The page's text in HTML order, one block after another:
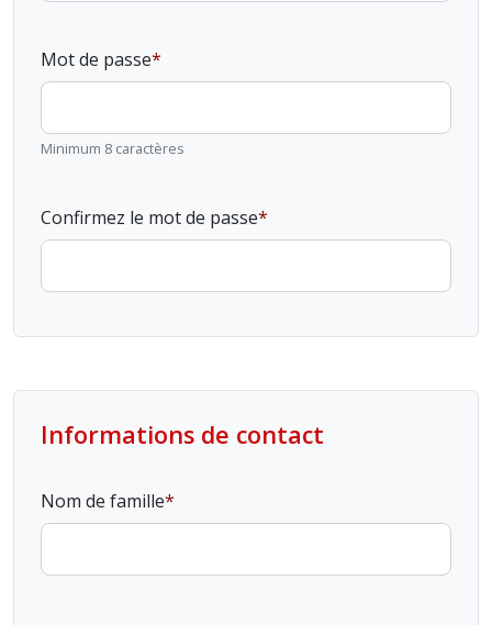
Mot de passe
Minimum 8 caractères
Confirmez le mot de passe
Informations de contact
Nom de famille